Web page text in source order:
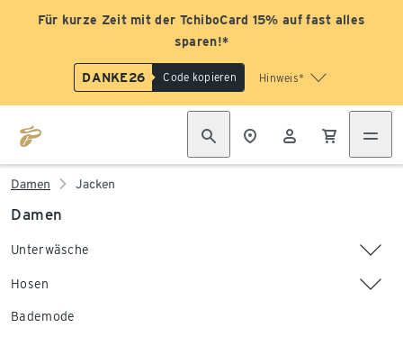
Für kurze Zeit mit der TchiboCard 15% auf fast alles
sparen!*
DANKE26 Code kopieren Hinweis*
Damen Jacken
Damen
Unterwäsche
Hosen
Bademode